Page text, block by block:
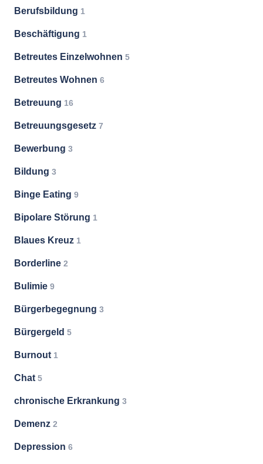
Berufsbildung 1
Beschäftigung 1
Betreutes Einzelwohnen 5
Betreutes Wohnen 6
Betreuung 16
Betreuungsgesetz 7
Bewerbung 3
Bildung 3
Binge Eating 9
Bipolare Störung 1
Blaues Kreuz 1
Borderline 2
Bulimie 9
Bürgerbegegnung 3
Bürgergeld 5
Burnout 1
Chat 5
chronische Erkrankung 3
Demenz 2
Depression 6